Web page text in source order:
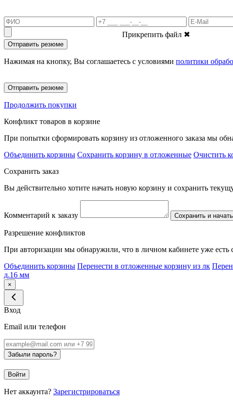
Прикрепить файл ✖
Отправить резюме
Нажимая на кнопку, Вы соглашаетесь с условиями политики
Отправить резюме
Продолжить покупки
Конфликт товаров в корзине
При попытки сформировать корзину из отложенного заказа мы
Объединить корзины Сохранить корзину в отложенные Очистить
Сохранить заказ
Вы действительно хотите начать новую корзину и сохранить
Комментарий к заказу Сохранить и начать
Разрешение конфликтов
При авторизации мы обнаружили, что в личном кабинете уже есть
Объединить корзины Перенести в отложенные корзину из лк
д.16 мм
×
Вход
Email или телефон
Забыли пароль?
Войти
Нет аккаунта? Зарегистрироваться